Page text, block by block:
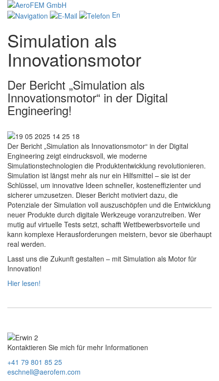
En
Simulation als
Innovationsmotor
Der Bericht „Simulation als
Innovationsmotor“ in der Digital
Engineering!
Der Bericht „Simulation als Innovationsmotor“ in der Digital
Engineering zeigt eindrucksvoll, wie moderne
Simulationstechnologien die Produktentwicklung revolutionieren.
Simulation ist längst mehr als nur ein Hilfsmittel – sie ist der
Schlüssel, um innovative Ideen schneller, kosteneffizienter und
sicherer umzusetzen. Dieser Bericht motiviert dazu, die
Potenziale der Simulation voll auszuschöpfen und die Entwicklung
neuer Produkte durch digitale Werkzeuge voranzutreiben. Wer
mutig auf virtuelle Tests setzt, schafft Wettbewerbsvorteile und
kann komplexe Herausforderungen meistern, bevor sie überhaupt
real werden.
Lasst uns die Zukunft gestalten – mit Simulation als Motor für
Innovation!
Hier lesen!
Kontaktieren Sie mich für mehr Informationen
+41 79 801 85 25
eschnell@aerofem.com